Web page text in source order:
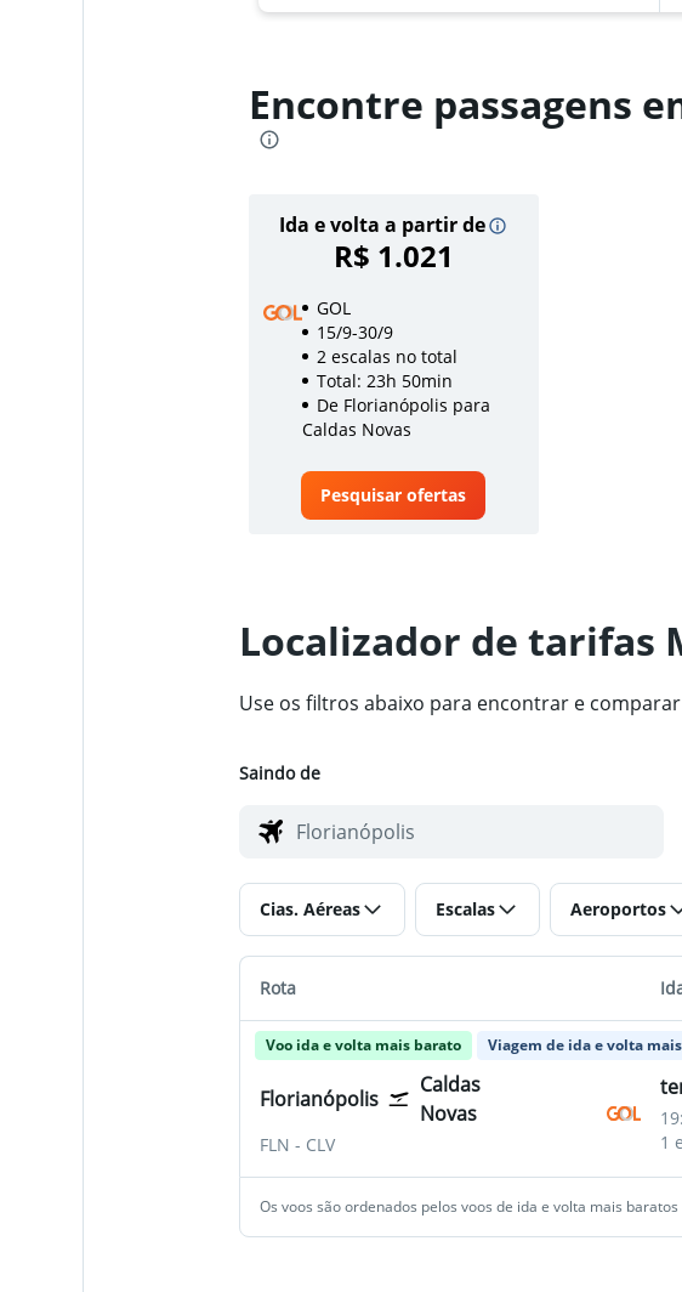
Encontre passagens
Ida e volta a partir de
R$ 1.021
GOL
15/9-30/9
2 escalas no total
Total: 23h 50min
De Florianópolis para
Caldas Novas
Pesquisar ofertas
Localizador de tarifas
Use os filtros abaixo para encontrar e
Saindo de
Cias. Aéreas Escalas Aeroportos
Rota
Voo ida e volta mais barato Viagem de ida e volta
Florianópolis
Caldas
Novas
FLN - CLV
1
Os voos são ordenados pelos voos de ida e volta mais